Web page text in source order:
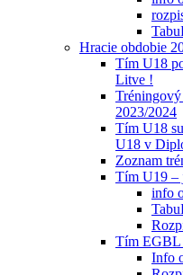
Hracie obdobie
Tím U18
Litve !
2023/2024
Tím U18
U18 v
Zoznam
Tím U19 –
info
Tím EGBL
Info